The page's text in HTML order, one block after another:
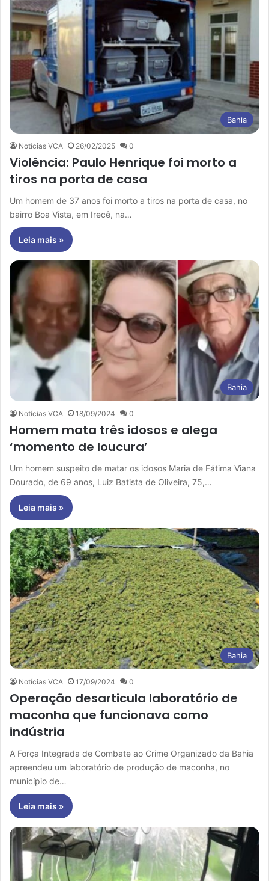
Bahia
Notícias VCA 26/02/2025 0
Violência: Paulo Henrique foi morto a
tiros na porta de casa
Um homem de 37 anos foi morto a tiros na porta de casa, no
bairro Boa Vista, em Irecê, na…
Leia mais »
Bahia
Notícias VCA 18/09/2024 0
Homem mata três idosos e alega
‘momento de loucura’
Um homem suspeito de matar os idosos Maria de Fátima Viana
Dourado, de 69 anos, Luiz Batista de Oliveira, 75,…
Leia mais »
Bahia
Notícias VCA 17/09/2024 0
Operação desarticula laboratório de
maconha que funcionava como
indústria
A Força Integrada de Combate ao Crime Organizado da Bahia
apreendeu um laboratório de produção de maconha, no
município de…
Leia mais »